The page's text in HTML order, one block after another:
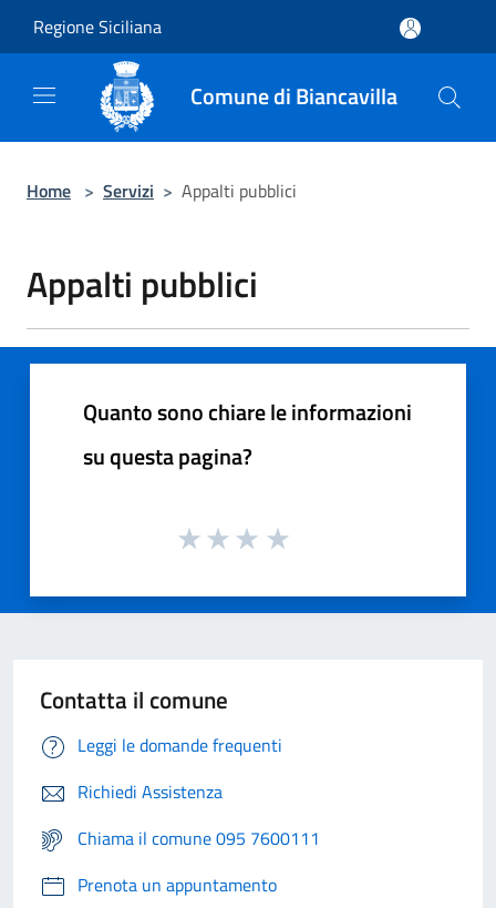
Regione Siciliana
Comune di Biancavilla
Home > Servizi > Appalti pubblici
Appalti pubblici
Quanto sono chiare le informazioni
su questa pagina?
Contatta il comune
Leggi le domande frequenti
Richiedi Assistenza
Chiama il comune 095 7600111
Prenota un appuntamento